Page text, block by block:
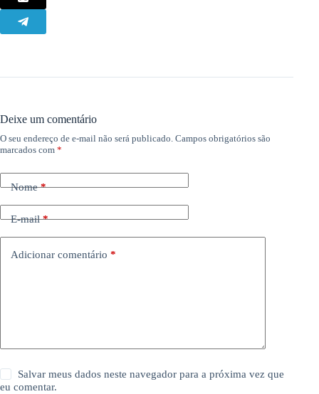
Deixe um comentário
O seu endereço de e-mail não será publicado. Campos obrigatórios são
marcados com *
Nome*
E-mail*
Adicionar comentário *
Salvar meus dados neste navegador para a próxima vez que
eu comentar.